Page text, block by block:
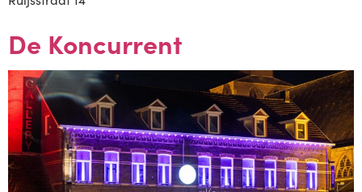
De Koncurrent